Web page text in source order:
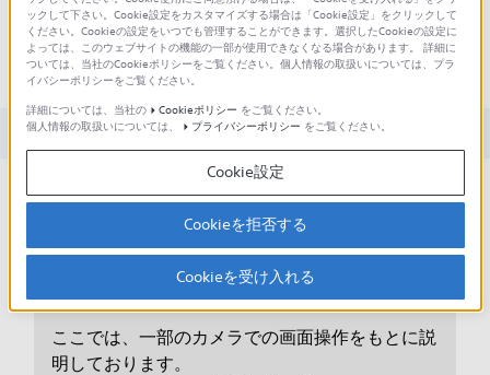
［Imaging Edge Mobile］スマート
フォン転送（Android）
対象製品カテゴリー・製品
Imaging Edge Mobileを使って、カメラからスマート
フォンに画像を転送できます。
カメラから画像を選ぶ方法と、スマートフォンから選
ぶ方法があります。
ここでは、一部のカメラでの画面操作をもとに説
明しております。
ックして下さい。Cookie設定をカスタマイズする場合は「Cookie設定」をクリックして
ください。Cookieの設定をいつでも管理することができます。選択したCookieの設定に
よっては、このウェブサイトの機能の一部が使用できなくなる場合があります。 詳細に
ついては、当社のCookieポリシーをご覧ください。個人情報の取扱いについては、プラ
イバシーポリシーをご覧ください。
詳細については、当社の
Cookieポリシー をご覧ください。
個人情報の取扱いについては、
プライバシーポリシー をご覧ください。
Cookie設定
Cookieを拒否する
Cookieを受け入れる